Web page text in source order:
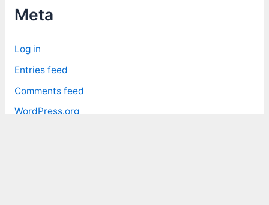
i
e
Meta
Log in
Entries feed
Comments feed
WordPress.org